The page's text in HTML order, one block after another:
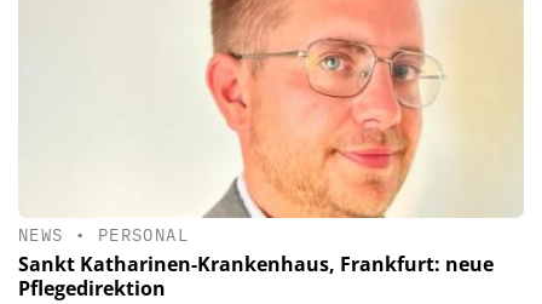
NEWS • PERSONAL
Sankt Katharinen-Krankenhaus, Frankfurt: neue
Pflegedirektion